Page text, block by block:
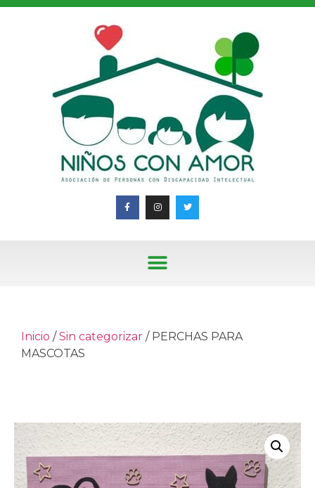
Inicio /Sin categorizar / PERCHAS PARA
MASCOTAS